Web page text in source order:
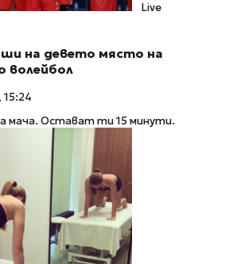
Live
на девето място на
волейбол
мача. Остават ти 15 минути.